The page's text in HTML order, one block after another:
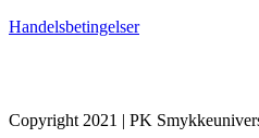
Handelsbetingelser
Copyright 2021 | PK